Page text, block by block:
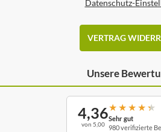
Datenschutz-
VERTRAG
Unsere
4,36
von 5,00
★ ★ ★ ★ ★
Sehr gut
980 verifizierte